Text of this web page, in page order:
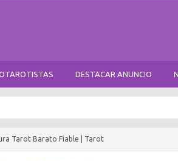
DESTACAR ANUNCIO
Tarot Barato Fiable | Tarot